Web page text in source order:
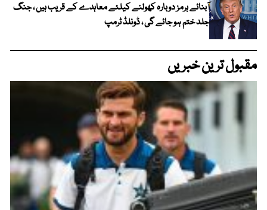
آبنائے ہرمز دوبارہ کھولنے کیلئے معاہدے کے قریب ہیں ، جنگ
جلد ختم ہو جائے گی ، ڈونلڈ ٹرمپ
مقبول ترین خبریں